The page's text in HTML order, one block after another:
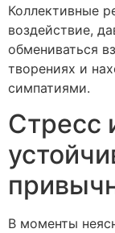
Коллективные
воздействие,
обмениваться
творениях и
симпатиями.
Стресс
В моменты